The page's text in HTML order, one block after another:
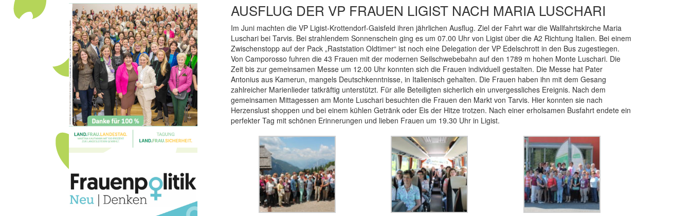
AUSFLUG DER VP FRAUEN LIGIST NACH MARIA LUSCHARI
Im Juni machten die VP Ligist-Krottendorf-Gaisfeld ihren jährlichen Ausflug. Ziel der Fahrt war die Wallfahrtskirche Maria
Luschari bei Tarvis. Bei strahlendem Sonnenschein ging es um 07.00 Uhr von Ligist über die A2 Richtung Italien. Bei einem
Zwischenstopp auf der Pack „Raststation Oldtimer“ ist noch eine Delegation der VP Edelschrott in den Bus zugestiegen.
Von Camporosso fuhren die 43 Frauen mit der modernen Seilschwebebahn auf den 1789 m hohen Monte Luschari. Die
Zeit bis zur gemeinsamen Messe um 12.00 Uhr konnten sich die Frauen individuell gestalten. Die Messe hat Pater
Antonius aus Kamerun, mangels Deutschkenntnisse, in Italienisch gehalten. Die Frauen haben ihn mit dem Gesang
zahlreicher Marienlieder tatkräftig unterstützt. Für alle Beteiligten sicherlich ein unvergessliches Ereignis. Nach dem
gemeinsamen Mittagessen am Monte Luschari besuchten die Frauen den Markt von Tarvis. Hier konnten sie nach
Herzenslust shoppen und bei einem kühlen Getränk oder Eis der Hitze trotzen. Nach einer erholsamen Busfahrt endete ein
perfekter Tag mit schönen Erinnerungen und lieben Frauen um 19.30 Uhr in Ligist.